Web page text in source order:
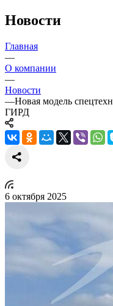
Новости
Главная
—
О компании
—
Новости
—Новая модель
ГИРД
6 октября 2025